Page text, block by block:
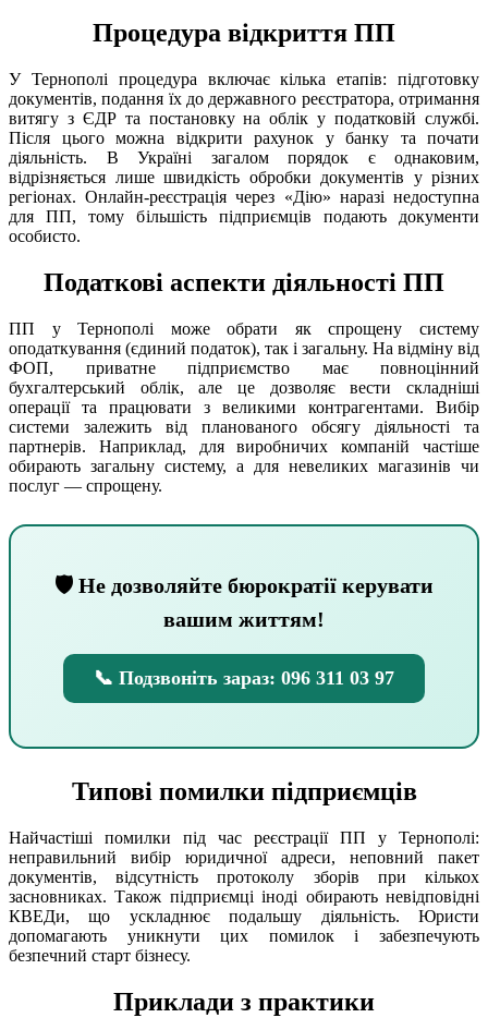
Процедура відкриття ПП
У Тернополі процедура включає кілька етапів: підготовку
документів, подання їх до державного реєстратора, отримання
витягу з ЄДР та постановку на облік у податковій службі.
Після цього можна відкрити рахунок у банку та почати
діяльність. В Україні загалом порядок є однаковим,
відрізняється лише швидкість обробки документів у різних
регіонах. Онлайн-реєстрація через «Дію» наразі недоступна
для ПП, тому більшість підприємців подають документи
особисто.
Податкові аспекти діяльності ПП
ПП у Тернополі може обрати як спрощену систему
оподаткування (єдиний податок), так і загальну. На відміну від
ФОП, приватне підприємство має повноцінний
бухгалтерський облік, але це дозволяє вести складніші
операції та працювати з великими контрагентами. Вибір
системи залежить від планованого обсягу діяльності та
партнерів. Наприклад, для виробничих компаній частіше
обирають загальну систему, а для невеликих магазинів чи
послуг — спрощену.
🛡 Не дозволяйте бюрократії керувати
вашим життям!
📞 Подзвоніть зараз: 096 311 03 97
Типові помилки підприємців
Найчастіші помилки під час реєстрації ПП у Тернополі:
неправильний вибір юридичної адреси, неповний пакет
документів, відсутність протоколу зборів при кількох
засновниках. Також підприємці іноді обирають невідповідні
КВЕДи, що ускладнює подальшу діяльність. Юристи
допомагають уникнути цих помилок і забезпечують
безпечний старт бізнесу.
Приклади з практики